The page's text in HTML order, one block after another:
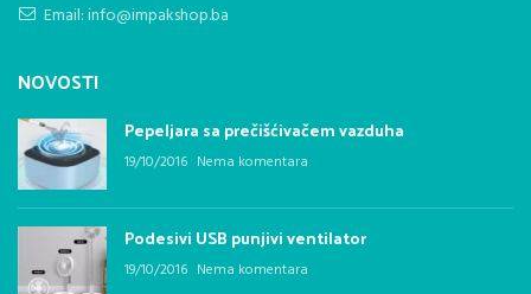
Email: info@impakshop.ba
NOVOSTI
Pepeljara sa prečišćivačem vazduha
19/10/2016 Nema komentara
Podesivi USB punjivi ventilator
19/10/2016 Nema komentara